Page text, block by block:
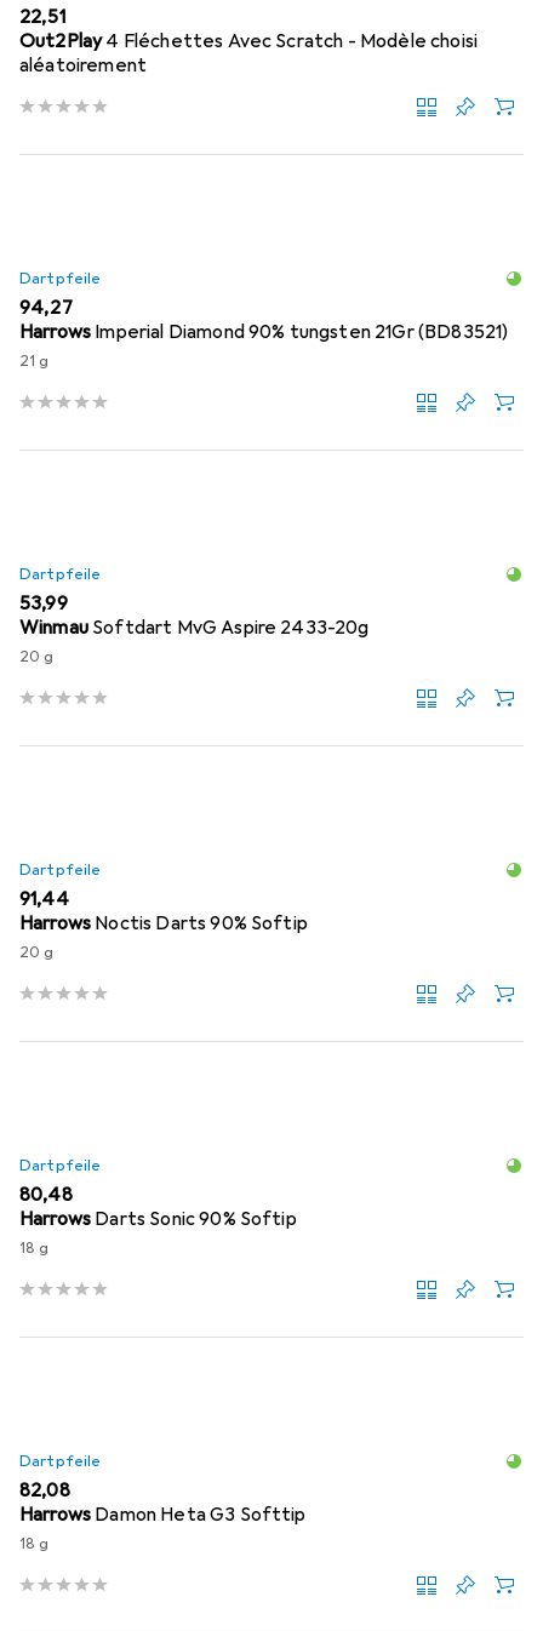
EUR
22,51
Out2Play4 Fléchettes Avec Scratch - Modèle choisi
aléatoirement
Dartpfeile
EUR
94,27
Harrows Imperial Diamond 90% tungsten 21Gr (BD83521)
21 g
Dartpfeile
EUR
53,99
Winmau Softdart MvG Aspire 2433-20g
20 g
Dartpfeile
EUR
91,44
Harrows Noctis Darts 90% Softip
20 g
Dartpfeile
EUR
80,48
Harrows Darts Sonic 90% Softip
18 g
Dartpfeile
EUR
82,08
Harrows Damon Heta G3 Softtip
18 g